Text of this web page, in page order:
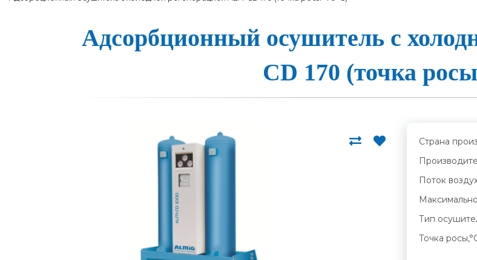
Адсорбци­он­ный о­су­ши­тель с
CD 170 (точ­ка
Страна
Поток
Тип
Точка